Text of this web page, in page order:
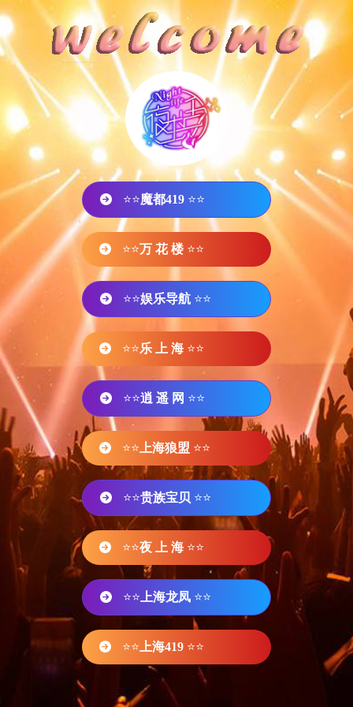
⭐⭐魔都419 ⭐⭐
⭐⭐万 花 楼 ⭐⭐
⭐⭐娱乐导航 ⭐⭐
⭐⭐乐 上 海 ⭐⭐
⭐⭐逍 遥 网 ⭐⭐
⭐⭐ 上海狼盟 ⭐⭐
⭐⭐贵族宝贝 ⭐⭐
⭐⭐夜 上 海 ⭐⭐
⭐⭐ 上海龙凤 ⭐⭐
⭐⭐ 上海419 ⭐⭐